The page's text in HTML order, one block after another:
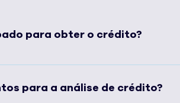
para obter o crédito?
até a contratação do crédito, é
para a análise de crédito?